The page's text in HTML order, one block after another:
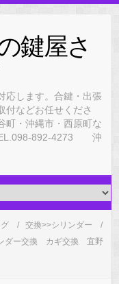
鍵屋さ
応します。合鍵・出張
付などお任せくださ
町・沖縄市・西原町な
892-4273 沖
交換>>シリンダー
ダー交換 カギ交換 宜野